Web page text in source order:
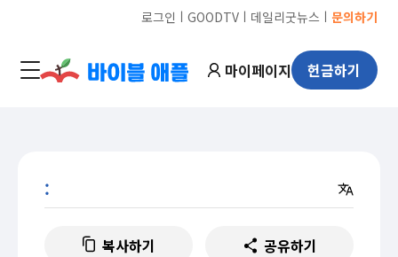
로그인 ㅣ GOODTVㅣ 데일리굿뉴스 ㅣ 문의하기
마이페이지 헌금하기
:
복사하기 공유하기